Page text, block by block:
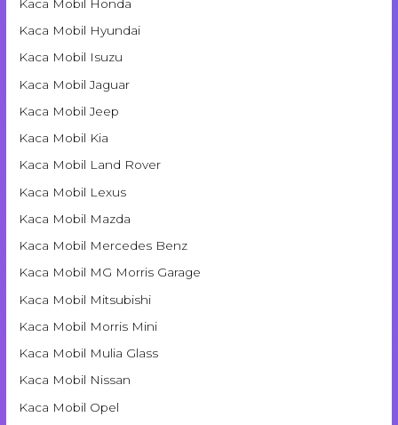
Kaca Mobil Honda
Kaca Mobil Hyundai
Kaca Mobil Isuzu
Kaca Mobil Jaguar
Kaca Mobil Jeep
Kaca Mobil Kia
Kaca Mobil Land Rover
Kaca Mobil Lexus
Kaca Mobil Mazda
Kaca Mobil Mercedes Benz
Kaca Mobil MG Morris Garage
Kaca Mobil Mitsubishi
Kaca Mobil Morris Mini
Kaca Mobil Mulia Glass
Kaca Mobil Nissan
Kaca Mobil Opel